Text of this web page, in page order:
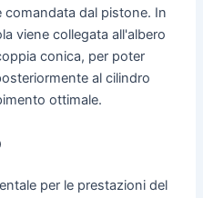
comandata dal pistone. In
viene collegata all'albero
conica, per poter
al cilindro
ottimale.
per le prestazioni del